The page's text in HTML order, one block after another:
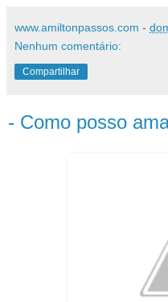
www.amiltonpassos.com -
Nenhum comentário:
Compartilhar
- Como posso